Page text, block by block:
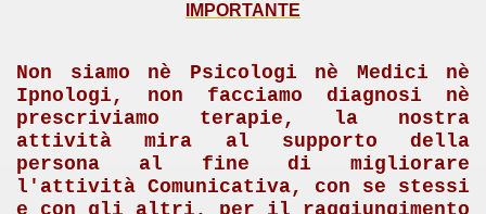
IMPORTANTE
Non siamo nè Psicologi nè Medici nè
Ipnologi, non facciamo diagnosi nè
prescriviamo terapie, la nostra
attività mira al supporto della
persona al fine di migliorare
l'attività Comunicativa, con se stessi
e con gli altri, per il raggiungimento